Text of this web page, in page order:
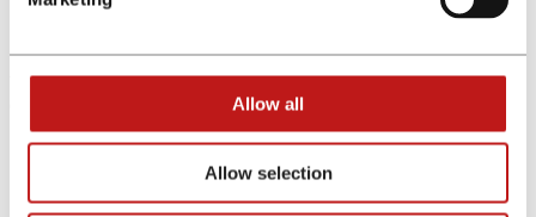
Allow all
Allow selection
Veuillez prendre connaissance des canaux marketing autorisés sur la
Comparateur financier
Blogs et sites de contenu
Réseaux sociaux